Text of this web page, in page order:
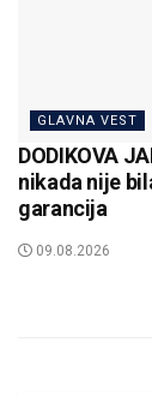
GLAVNA VEST
DODIKOVA
nikada nije
garancija
09.08.2026